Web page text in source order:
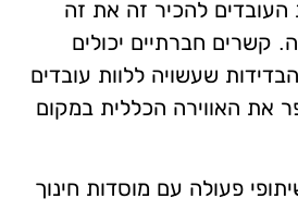
העובדים להכיר זה את זה
קשרים חברתיים יכולים
שעשויה ללוות עובדים
את האווירה הכללית במקום
פעולה עם מוסדות חינוך